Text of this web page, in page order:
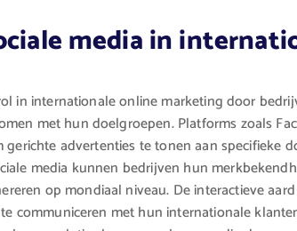
media in
in internationale online marketing door
met hun doelgroepen. Platforms zoals
advertenties te tonen aan specifieke
media kunnen bedrijven hun
op mondiaal niveau. De interactieve
communiceren met hun internationale